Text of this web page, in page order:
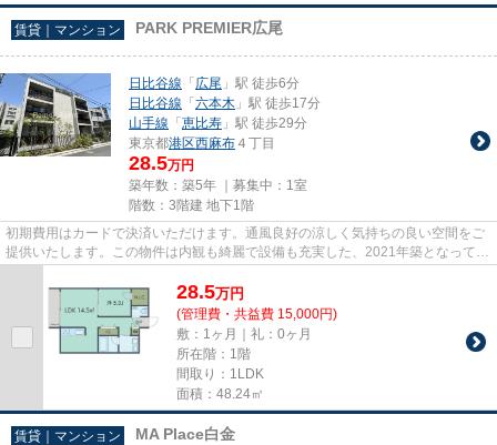
賃貸｜マンション PARK PREMIER広尾
日比谷線 「 広尾 」駅 徒歩6分
日比谷線 「 六本木 」駅 徒歩17分
山手線 「 恵比寿 」駅 徒歩29分
東京都港区西麻布 ４丁目
28.5万円
築年数：築5年 ｜募集中： 1室
階数：3階建 地下1階
初期費用はカードで決済いただけます。通風良好の涼しく気持ちの良い空間をご
提供いたします。この物件は内観も綺麗で設備も充実した、2021年築となってい
28.5万円
(管理費・共益費 15,000円)
敷：1ヶ月｜礼：0ヶ月
所在階：1階
間取り：1LDK
面積：48.24㎡
賃貸｜マンション MA Place白金